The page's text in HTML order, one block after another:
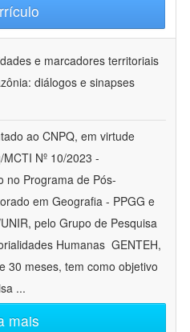
e marcadores territoriais
diálogos e sinapses
ao CNPQ, em virtude
Nº 10/2023 -
no Programa de Pós-
em Geografia - PPGG e
pelo Grupo de Pesquisa
Humanas  GENTEH,
30 meses, tem como objetivo
...
mais